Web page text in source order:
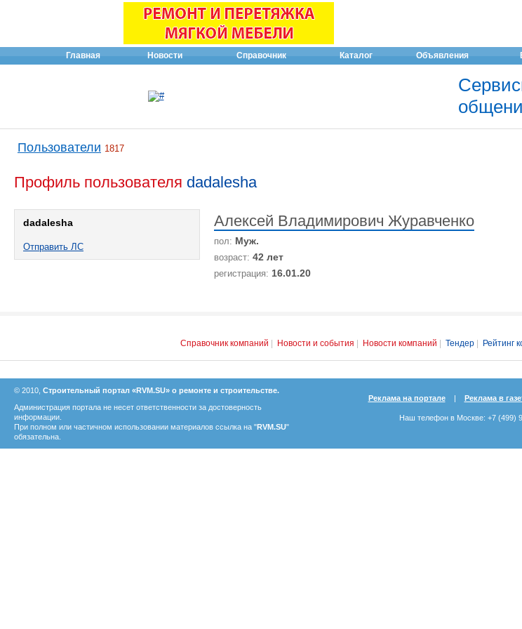
Главная Новости Справочник Каталог Объявления
Пользователи 1817
Профиль пользователя dadalesha
dadalesha
Отправить ЛС
Алексей Владимирович Журавченко
пол: Муж.
возраст: 42 лет
регистрация: 16.01.20
Справочник компаний Новости и события Новости компаний Тендер Рейтинг
© 2010, Строительный портал «RVM.SU» о ремонте и строительстве.
Администрация портала не несет ответственности за достоверность
информации.
При полном или частичном использовании материалов ссылка на "RVM.SU"
обязательна.
Реклама на портале| Реклама в
Наш телефон в Москве: +7 (499)